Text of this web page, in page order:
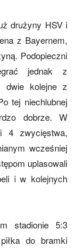
drużyny HSV i
z Bayernem,
Podopieczni
jednak z
dwie kolejne z
tej niechlubnej
dobrze. W
4 zwycięstwa,
wcześniej
uplasowali
i w kolejnych
stadionie 5:3
do bramki